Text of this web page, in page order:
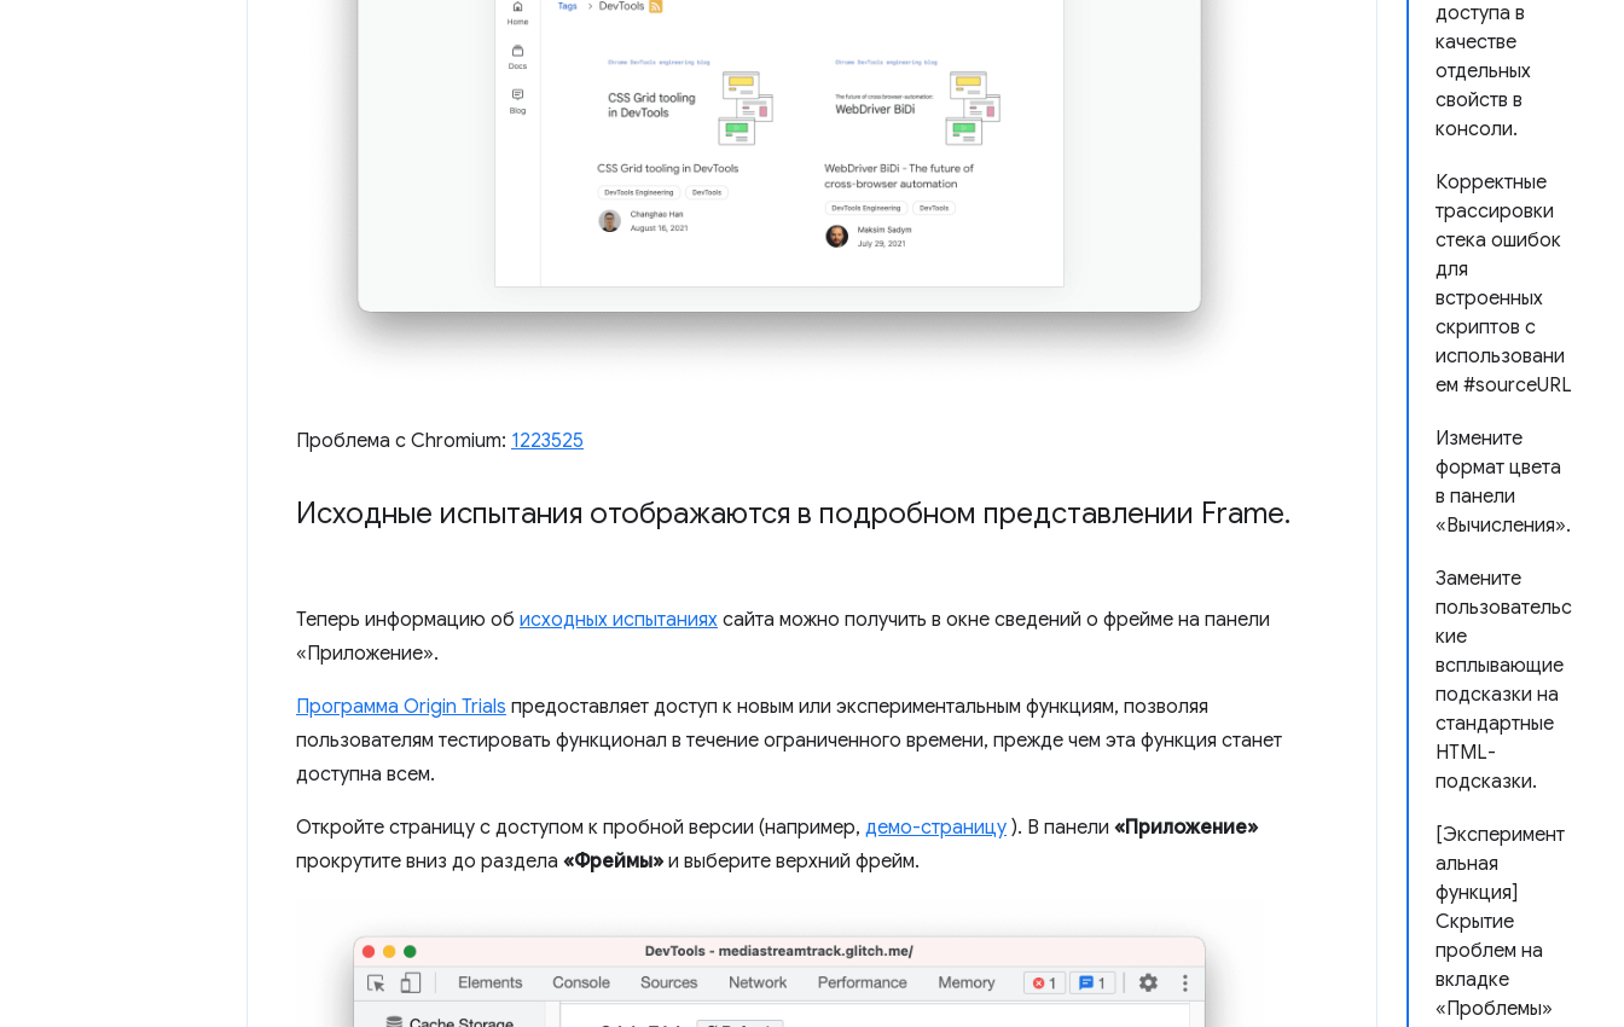
доступа в
качестве
отдельных
свойств в
консоли.
Корректные
трассировки
стека ошибок
для
встроенных
скриптов с
использовани
ем #sourceURL
Измените
формат цвета
в панели
«Вычисления».
Замените
пользовательс
кие
всплывающие
подсказки на
стандартные
HTML-
подсказки.
[Эксперимент
альная
функция]
Скрытие
проблем на
вкладке
«Проблемы»
Проблема с Chromium: 1223525
Исходные испытания отображаются в подробном представлении Frame.
Теперь информацию об исходных испытаниях сайта можно получить в окне сведений о фрейме на панели
«Приложение».
Программа Origin Trials предоставляет доступ к новым или экспериментальным функциям, позволяя
пользователям тестировать функционал в течение ограниченного времени, прежде чем эта функция станет
доступна всем.
Откройте страницу с доступом к пробной версии (например, демо-страницу ). В панели «Приложение»
прокрутите вниз до раздела «Фреймы» и выберите верхний фрейм.